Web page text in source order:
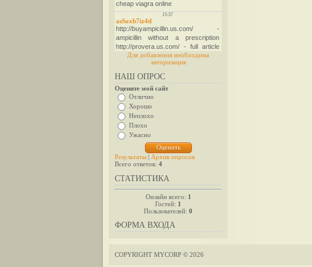
Для добавления необходима
авторизация
НАШ ОПРОС
Оцените мой сайт
Отлично
Хорошо
Неплохо
Плохо
Ужасно
Результаты | Архив опросов
Всего ответов: 4
СТАТИСТИКА
Онлайн всего: 1
Гостей: 1
Пользователей: 0
ФОРМА ВХОДА
COPYRIGHT MYCORP © 2026